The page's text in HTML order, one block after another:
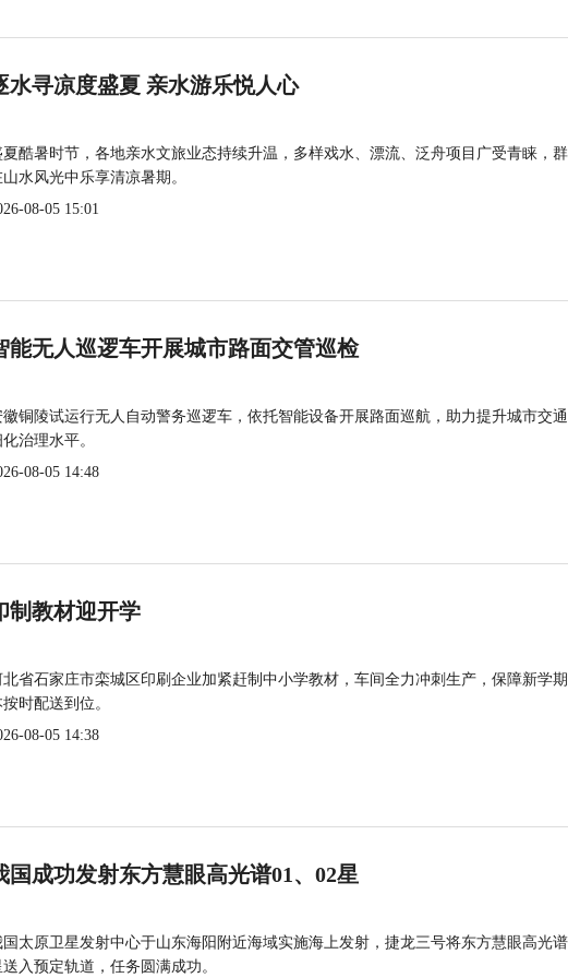
水寻凉度盛夏 亲水游乐悦人心
夏酷暑时节，各地亲水文旅业态持续升温，多样戏水、漂流、泛舟项目广受青睐，
山水风光中乐享清凉暑期。
08-05 15:01
能无人巡逻车开展城市路面交管巡检
徽铜陵试运行无人自动警务巡逻车，依托智能设备开展路面巡航，助力提升城市交
治理水平。
08-05 14:48
制教材迎开学
北省石家庄市栾城区印刷企业加紧赶制中小学教材，车间全力冲刺生产，保障新学
时配送到位。
08-05 14:38
国成功发射东方慧眼高光谱01、02星
国太原卫星发射中心于山东海阳附近海域实施海上发射，捷龙三号将东方慧眼高光
送入预定轨道，任务圆满成功。